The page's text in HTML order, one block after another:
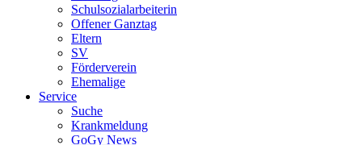
Schulsozialarbeiterin
Offener Ganztag
Eltern
SV
Förderverein
Ehemalige
Service
Suche
Krankmeldung
GoGy News